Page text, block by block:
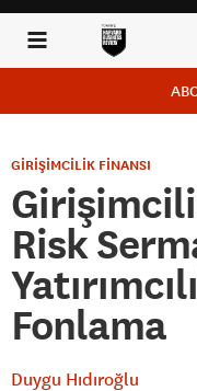
GİRİŞİMCİLİK FİNANSI
Risk
Fonlama
Duygu Hıdıroğlu